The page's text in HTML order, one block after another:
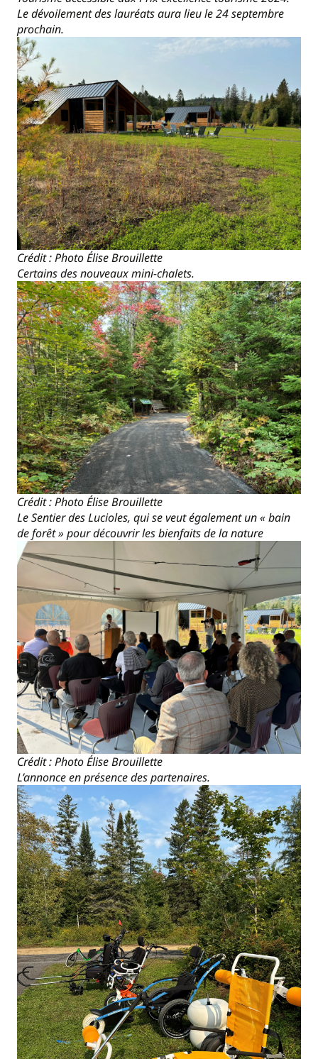
Le dévoilement des lauréats aura lieu le 24 septembre
prochain.
Crédit : Photo Élise Brouillette
Certains des nouveaux mini-chalets.
Crédit : Photo Élise Brouillette
Le Sentier des Lucioles, qui se veut également un « bain
de forêt » pour découvrir les bienfaits de la nature
Crédit : Photo Élise Brouillette
L’annonce en présence des partenaires.